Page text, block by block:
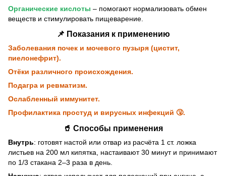
Органические кислоты – помогают нормализовать обмен
веществ и стимулировать пищеварение.
📌 Показания к применению
Заболевания почек и мочевого пузыря (цистит,
пиелонефрит).
Отёки различного происхождения.
Подагра и ревматизм.
Ослабленный иммунитет.
Профилактика простуд и вирусных инфекций 🤧.
🥤 Способы применения
Внутрь: готовят настой или отвар из расчёта 1 ст. ложка
листьев на 200 мл кипятка, настаивают 30 минут и принимают
по 1/3 стакана 2–3 раза в день.